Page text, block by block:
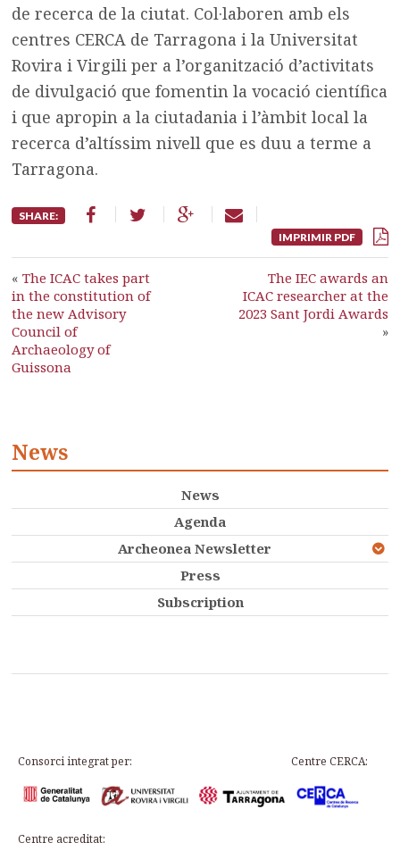
de recerca de la ciutat. Col·laboren amb els
centres CERCA de Tarragona i la Universitat
Rovira i Virgili per a l’organització d’activitats
de divulgació que fomentin la vocació científica
i que apropin a la ciutadania i l’àmbit local la
recerca d’altíssim nivell que es duu a terme a
Tarragona.
SHARE:
IMPRIMIR PDF
«The ICAC takes part
in the constitution of
the new Advisory
Council of
Archaeology of
Guissona
The IEC awards an
ICAC researcher at the
2023 Sant Jordi Awards
»
News
News
Agenda
Archeonea Newsletter
Press
Subscription
Consorci integrat per: Centre CERCA:
Centre acreditat: